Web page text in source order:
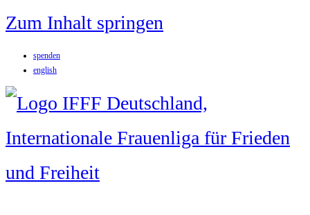
Zum Inhalt springen
spenden
english